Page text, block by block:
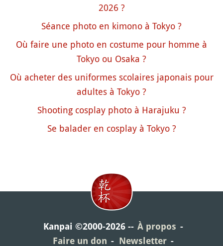
2026 ?
Séance photo en kimono à Tokyo ?
Où faire une photo en costume pour homme à
Tokyo ou Osaka ?
Où acheter des uniformes scolaires japonais pour
adultes à Tokyo ?
Shooting cosplay photo à Harajuku ?
Se balader en cosplay à Tokyo ?
Kanpai ©2000-2026
À propos
Faire un don
Newsletter